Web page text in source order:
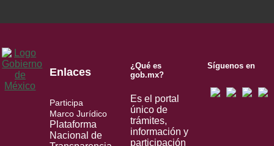
Enlaces
Participa
Marco Jurídico
Plataforma
Nacional de
¿Qué es
gob.mx?
Es el portal
único de
trámites,
información y
participación
Síguenos en